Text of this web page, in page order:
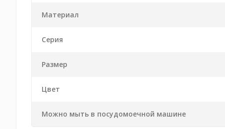
Материал
Серия
Размер
Цвет
Можно мыть в посудомоечной машине